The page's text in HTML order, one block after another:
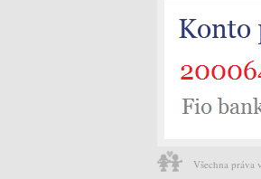
Všechna práva